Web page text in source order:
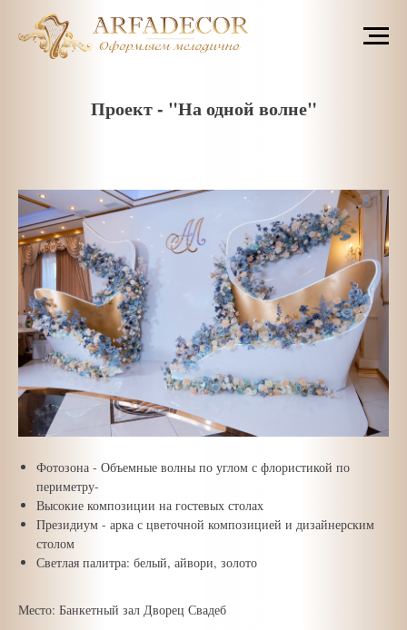
Проект - "На одной волне"
Фотозона - Объемные волны по углом с флористикой по
периметру-
Высокие композиции на гостевых столах
Президиум - арка с цветочной композицией и дизайнерским
столом
Светлая палитра: белый, айвори, золото
Место: Банкетный зал Дворец Свадеб